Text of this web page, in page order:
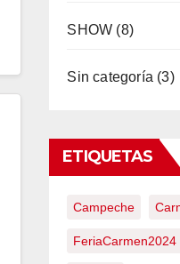
SHOW (8)
Sin categoría (3)
ETIQUETAS
Campeche
FeriaCarmen2024